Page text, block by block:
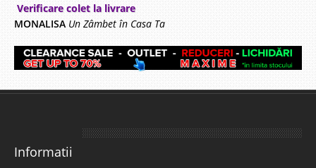
Verificare colet la livrare
MONALISA Un Zâmbet în Casa Ta
Informatii